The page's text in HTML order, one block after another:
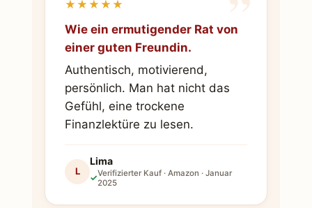
★★★★★
Wie ein ermutigender Rat von
einer guten Freundin.
Authentisch, motivierend,
persönlich. Man hat nicht das
Gefühl, eine trockene
Finanzlektüre zu lesen.
L
Lima
✓Verifizierter Kauf · Amazon · Januar
2025